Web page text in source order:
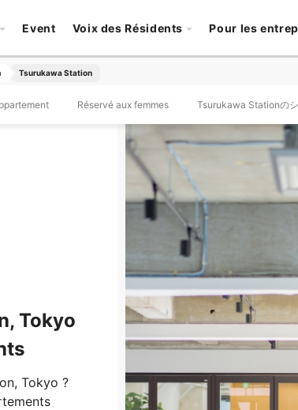
Event Voix des Résidents Pour les
Tsurukawa Station
Réservé aux femmes Tsurukawa Stationの
Tokyo
Tokyo ?